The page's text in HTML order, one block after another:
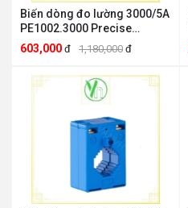
Biến dòng đo lường 3000/5A
PE1002.3000 Precise
Electric PE1002.3000
603,000 đ 1,180,000 đ